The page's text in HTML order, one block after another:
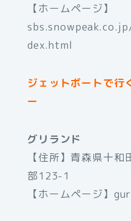
【ホームページ】
dex.html
ジェットボートで行
ー
グリランド
【住所】青森県十
部123-1
【ホームページ】